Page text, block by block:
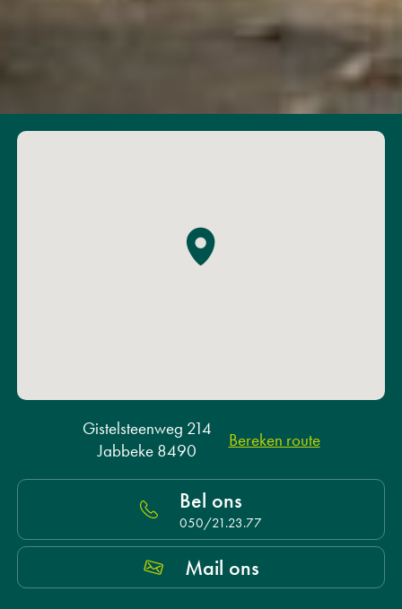
Gistelsteenweg 214
Jabbeke 8490
Bereken route
Bel ons
050/21.23.77
Mail ons